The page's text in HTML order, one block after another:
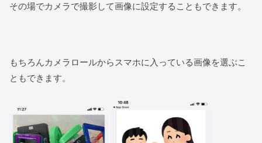
その場でカメラで撮影して画像に設定することもできます。
もちろんカメラロールからスマホに入っている画像を選ぶこ
ともできます。